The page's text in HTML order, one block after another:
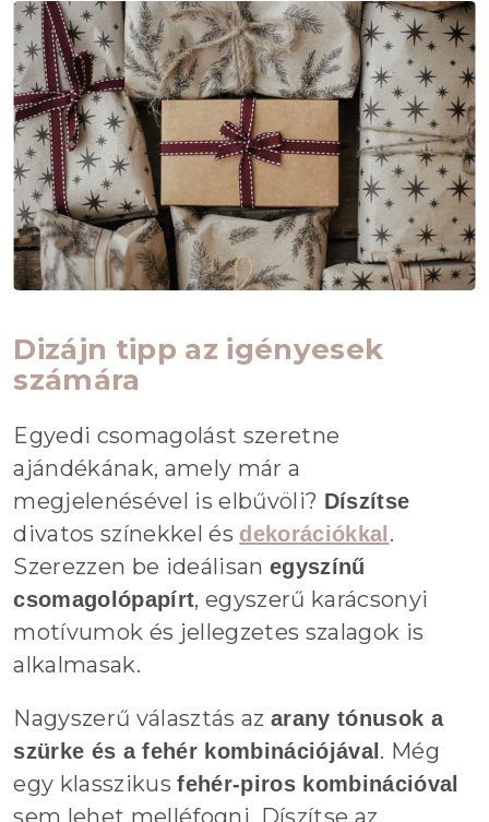
Dizájn tipp az igényesek
számára
Egyedi csomagolást szeretne
ajándékának, amely már a
megjelenésével is elbűvöli? Díszítse
divatos színekkel és dekorációkkal.
Szerezzen be ideálisan egyszínű
csomagolópapírt, egyszerű karácsonyi
motívumok és jellegzetes szalagok is
alkalmasak.
Nagyszerű választás az arany tónusok a
szürke és a fehér kombinációjával. Még
egy klasszikusfehér-piros kombinációval
sem lehet melléfogni. Díszítse az